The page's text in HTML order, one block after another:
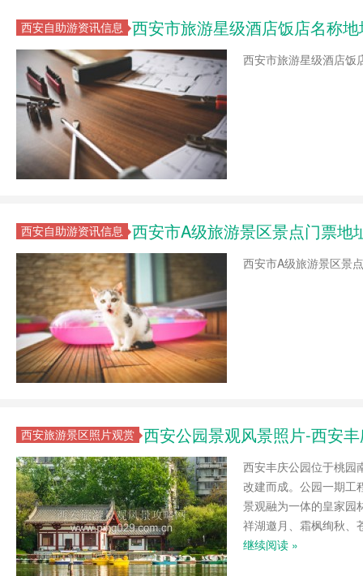
西安自助游资讯信息 西安市旅游星级酒店饭店名称
西安市旅游星级酒店
西安自助游资讯信息 西安市A级旅游景区景点门票地
西安市A级旅游景区景
西安旅游景区照片观赏 西安公园景观风景照片-西安
西安丰庆公园位于桃园
改建而成。公园一期工
景观融为一体的皇家园
祥湖邀月、霜枫绚秋
继续阅读 »